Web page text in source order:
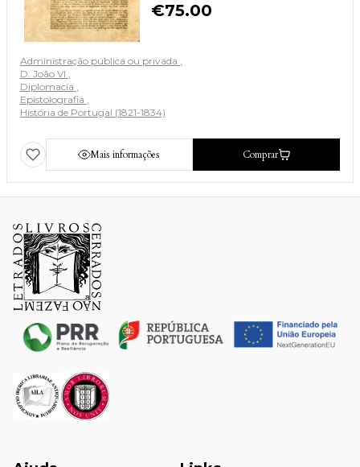
€75.00
Administração pública ou privada
D. João VI
Diplomacia
Epistolografia
História de Portugal (1821-1834)
Mais informações Comprar